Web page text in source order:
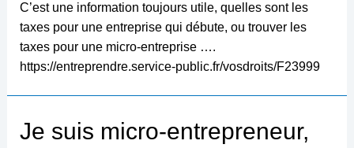
C’est une information toujours utile, quelles sont les
taxes pour une entreprise qui débute, ou trouver les
taxes pour une micro-entreprise ….
https://entreprendre.service-public.fr/vosdroits/F23999
Je suis micro-entrepreneur,